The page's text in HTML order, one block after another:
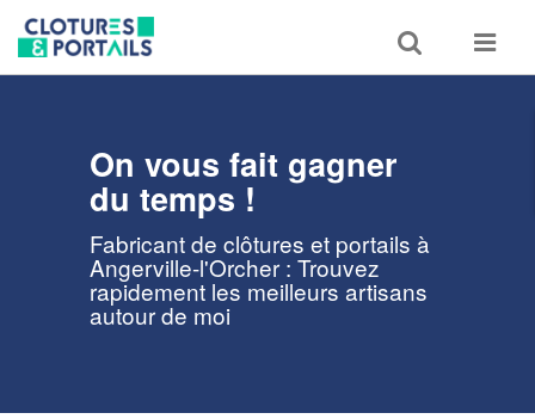
Toggle
search
Toggle
On vous fait gagner
du temps !
Fabricant de clôtures et portails à
Angerville-l'Orcher : Trouvez
rapidement les meilleurs artisans
autour de moi